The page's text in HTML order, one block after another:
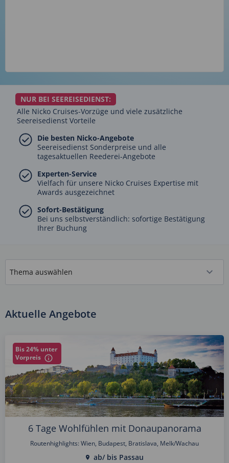
NUR BEI SEEREISEDIENST:
Alle Nicko Cruises-Vorzüge und viele zusätzliche
Seereisedienst Vorteile
Die besten Nicko-Angebote
Seereisedienst Sonderpreise und alle
tagesaktuellen Reederei-Angebote
Experten-Service
Vielfach für unsere Nicko Cruises Expertise mit
Awards ausgezeichnet
Sofort-Bestätigung
Bei uns selbstverständlich: sofortige Bestätigung
Ihrer Buchung
Aktuelle Angebote
Bis 24% unter
Vorpreis
6 Tage Wohlfühlen mit Donaupanorama
Routenhighlights: Wien, Budapest, Bratislava, Melk/Wachau
ab/ bis Passau